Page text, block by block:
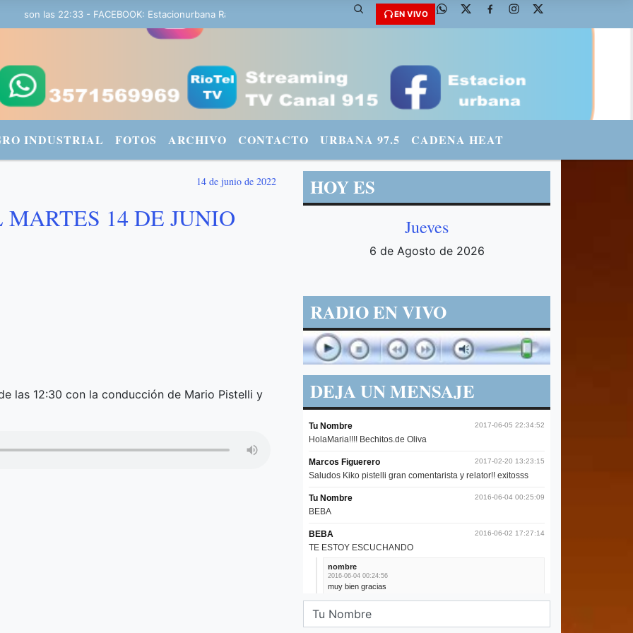
las 22:33 - FACEBOOK: Estacionurbana Radiourbana - TWITTER: @fmradiourbana - INSTAGRAM: urbanario3 WHATSAPP: 3571569969
EN VIVO
INDUSTRIAL FOTOS ARCHIVO CONTACTO URBANA 97.5 CADENA HEAT
14 de junio de 2022
14 DE JUNIO
las 12:30 con la conducción de Mario Pistelli y
HOY ES
Jueves
6 de Agosto de 2026
RADIO EN VIVO
DEJA UN MENSAJE